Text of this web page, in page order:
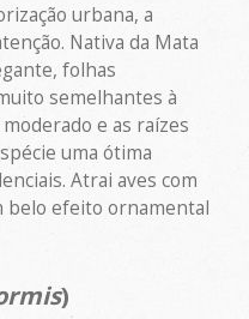
urbana, a
Nativa da Mata
folhas
semelhantes à
e as raízes
uma ótima
Atrai aves com
belo efeito ornamental
)